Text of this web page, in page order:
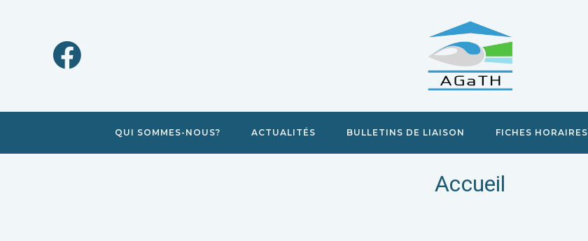
QUI SOMMES-NOUS? ACTUALITÉS BULLETINS DE LIAISON FICHES HORAIRES
Accueil